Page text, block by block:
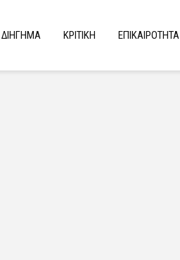
ΔΙΗΓΗΜΑ ΚΡΙΤΙΚΗ ΕΠΙΚΑΙΡΟΤΗΤΑ